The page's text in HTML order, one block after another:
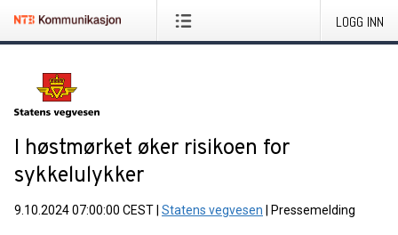
LOGG INN
I høstmørket øker risikoen for
sykkelulykker
9.10.2024 07:00:00 CEST Statens vegvesen Pressemelding